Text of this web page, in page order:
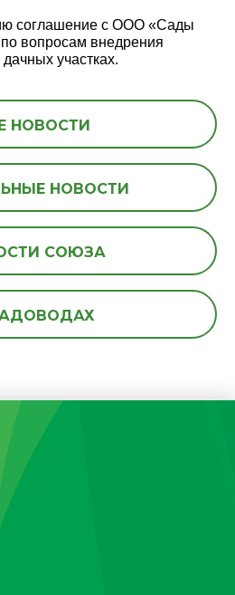
соглашение с ООО «Сады
вопросам внедрения
участках.
НОВОСТИ
НОВОСТИ
СОЮЗА